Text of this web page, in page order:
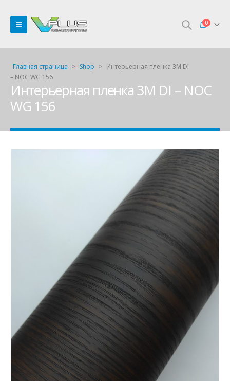
0
Главная страница > Shop > Интерьерная пленка 3М DI
– NOC WG 156
Интерьерная пленка 3М DI – NOC
WG 156